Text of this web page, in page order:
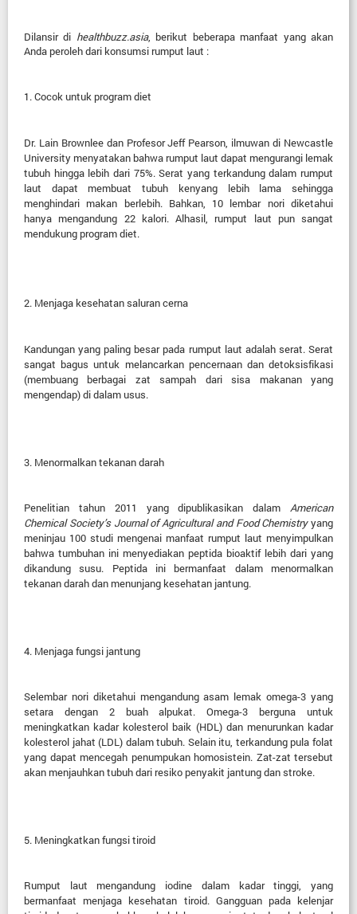
Dilansir di healthbuzz.asia, berikut beberapa manfaat yang akan
Anda peroleh dari konsumsi rumput laut :
1. Cocok untuk program diet
Dr. Lain Brownlee dan Profesor Jeff Pearson, ilmuwan di Newcastle
University menyatakan bahwa rumput laut dapat mengurangi lemak
tubuh hingga lebih dari 75%. Serat yang terkandung dalam rumput
laut dapat membuat tubuh kenyang lebih lama sehingga
menghindari makan berlebih. Bahkan, 10 lembar nori diketahui
hanya mengandung 22 kalori. Alhasil, rumput laut pun sangat
mendukung program diet.
2. Menjaga kesehatan saluran cerna
Kandungan yang paling besar pada rumput laut adalah serat. Serat
sangat bagus untuk melancarkan pencernaan dan detoksisfikasi
(membuang berbagai zat sampah dari sisa makanan yang
mengendap) di dalam usus.
3. Menormalkan tekanan darah
Penelitian tahun 2011 yang dipublikasikan dalam American
Chemical Society’s Journal of Agricultural and Food Chemistryyang
meninjau 100 studi mengenai manfaat rumput laut menyimpulkan
bahwa tumbuhan ini menyediakan peptida bioaktif lebih dari yang
dikandung susu. Peptida ini bermanfaat dalam menormalkan
tekanan darah dan menunjang kesehatan jantung.
4. Menjaga fungsi jantung
Selembar nori diketahui mengandung asam lemak omega-3 yang
setara dengan 2 buah alpukat. Omega-3 berguna untuk
meningkatkan kadar kolesterol baik (HDL) dan menurunkan kadar
kolesterol jahat (LDL) dalam tubuh. Selain itu, terkandung pula folat
yang dapat mencegah penumpukan homosistein. Zat-zat tersebut
akan menjauhkan tubuh dari resiko penyakit jantung dan stroke.
5. Meningkatkan fungsi tiroid
Rumput laut mengandung iodine dalam kadar tinggi, yang
bermanfaat menjaga kesehatan tiroid. Gangguan pada kelenjar